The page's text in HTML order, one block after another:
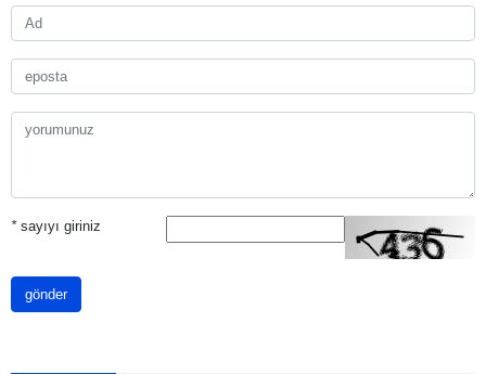
*sayıyı giriniz
gönder